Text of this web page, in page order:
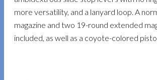
more versatility, and a lanyard loop. A
magazine and two 19-round extended
included, as well as a coyote-colored